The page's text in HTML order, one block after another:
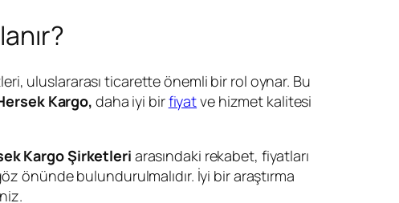
uluslararası ticarette önemli bir rol oynar. Bu
Kargo, daha iyi birfiyatve hizmet kalitesi
Kargo Şirketleri arasındaki rekabet, fiyatları
önünde bulundurulmalıdır. İyi bir araştırma